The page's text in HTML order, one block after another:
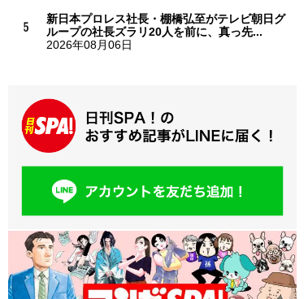
新日本プロレス社長・棚橋弘至がテレビ朝日グ
ループの社長ズラリ20人を前に、真っ先...
2026年08月06日